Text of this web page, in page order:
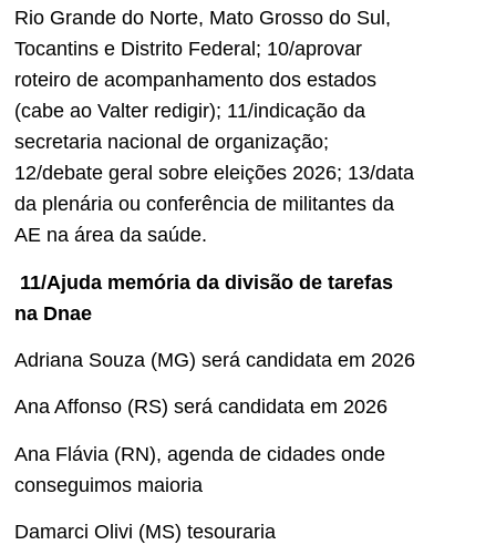
Rio Grande do Norte, Mato Grosso do Sul,
Tocantins e Distrito Federal; 10/aprovar
roteiro de acompanhamento dos estados
(cabe ao Valter redigir); 11/indicação da
secretaria nacional de organização;
12/debate geral sobre eleições 2026; 13/data
da plenária ou conferência de militantes da
AE na área da saúde.
11/Ajuda memória da divisão de tarefas
na Dnae
Adriana Souza (MG) será candidata em 2026
Ana Affonso (RS) será candidata em 2026
Ana Flávia (RN), agenda de cidades onde
conseguimos maioria
Damarci Olivi (MS) tesouraria